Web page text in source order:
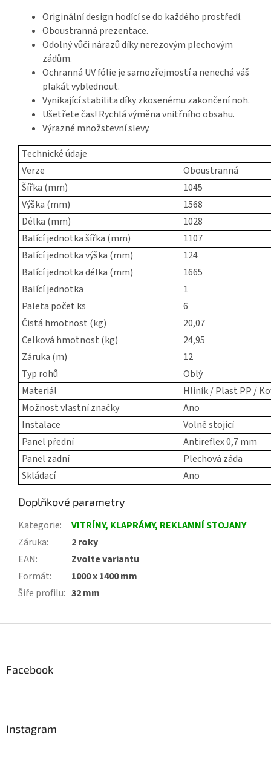
Originální design hodící se do každého prostředí.
Oboustranná prezentace.
Odolný vůči nárazů díky nerezovým plechovým
zádům.
Ochranná UV fólie je samozřejmostí a nenechá váš
plakát vyblednout.
Vynikající stabilita díky zkosenému zakončení noh.
Ušetřete čas! Rychlá výměna vnitřního obsahu.
Výrazné množstevní slevy.
Technické údaje
Verze
Oboustranná
Šířka (mm)
1045
Výška (mm)
1568
Délka (mm)
1028
Balící jednotka šířka (mm)
1107
Balící jednotka výška (mm)
124
Balící jednotka délka (mm)
1665
Balící jednotka
1
Paleta počet ks
6
Čistá hmotnost (kg)
20,07
Celková hmotnost (kg)
24,95
Záruka (m)
12
Typ rohů
Oblý
Materiál
Hliník / Plast PP /
Možnost vlastní značky
Ano
Instalace
Volně stojící
Panel přední
Antireflex 0,7 mm
Panel zadní
Plechová záda
Skládací
Ano
Doplňkové parametry
Kategorie:
VITRÍNY, KLAPRÁMY, REKLAMNÍ STOJANY
Záruka:
2 roky
EAN:
Zvolte variantu
Formát:
1000 x 1400 mm
Šíře profilu: 32 mm
Facebook
Instagram